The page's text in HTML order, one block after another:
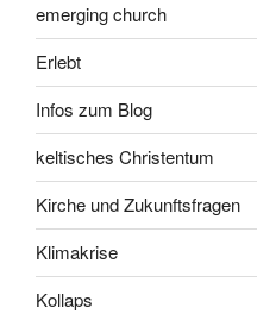
emerging church
Erlebt
Infos zum Blog
keltisches Christentum
Kirche und Zukunftsfragen
Klimakrise
Kollaps